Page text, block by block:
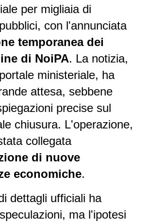
per migliaia di
con l'annunciata
temporanea dei
di NoiPA. La notizia,
ministeriale, ha
attesa, sebbene
precise sul
chiusura. L'operazione,
collegata
di nuove
economiche.
dettagli ufficiali ha
ma l'ipotesi